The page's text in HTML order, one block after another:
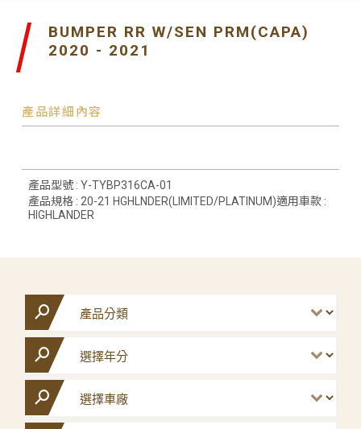
BUMPER RR W/SEN PRM(CAPA)
2020 - 2021
產品詳細內容
產品型號 : Y-TYBP316CA-01
產品規格 : 20-21 HGHLNDER(LIMITED/PLATINUM)適用車款 :
HIGHLANDER